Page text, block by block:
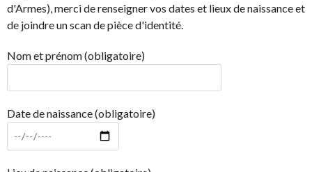
d'Armes), merci de renseigner vos dates et lieux de naissance et
de joindre un scan de pièce d'identité.
Nom et prénom (obligatoire)
Date de naissance (obligatoire)